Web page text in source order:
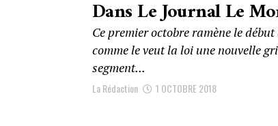
Dans Le Journal Le
Ce premier octobre ramène le
comme le veut la loi une nouvelle
segment...
La Rédaction 1 OCTOBRE 2018